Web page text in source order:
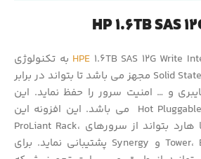
HPE 1.6TB SAS 12G Write Intensive SFF به تکنولوژی
Digitally Signed FW و Solid State مجهز می باشد تا بتواند در برابر
و … امنیت سرور را حفظ نماید. این
هارد مجهز به افزونه Hot Pluggable می باشد. این افزونه این
قابلیت را ایجاد کرده تا هارد بتواند از سرورهای ProLiant Rack،
Tower، Blade System Servers و Synergy پشتیبانی نماید. برای